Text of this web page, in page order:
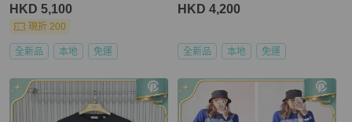
HKD 5,100
現折 200
全新品 本地 免運
HKD 4,200
全新品 本地 免運